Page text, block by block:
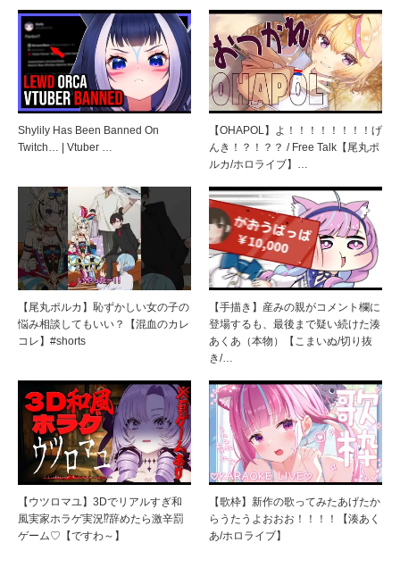
Shylily Has Been Banned On
Twitch… | Vtuber …
【OHAPOL】よ！！！！！！！！げ
んき！？！？？ / Free Talk【尾丸ポ
ルカ/ホロライブ】…
【尾丸ポルカ】恥ずかしい女の子の
悩み相談してもいい？【混血のカレ
コレ】#shorts
【手描き】産みの親がコメント欄に
登場するも、最後まで疑い続けた湊
あくあ（本物）【こまいぬ/切り抜
き/…
【ウツロマユ】3Dでリアルすぎ和
風実家ホラゲ実況⁉辞めたら激辛罰
ゲーム♡【ですわ～】
【歌枠】新作の歌ってみたあげたか
らうたうよおおお！！！！【湊あく
あ/ホロライブ】